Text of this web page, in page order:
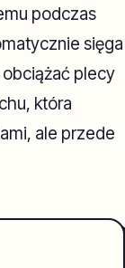
podczas
sięga
plecy
która
ale przede